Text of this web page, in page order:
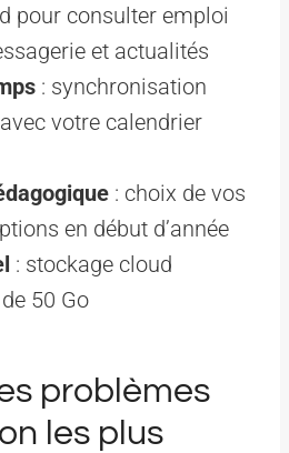
pour consulter emploi
et actualités
: synchronisation
votre calendrier
: choix de vos
en début d’année
: stockage cloud
50 Go
problèmes
les plus